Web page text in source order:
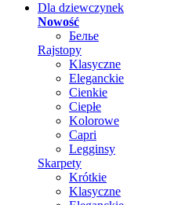
Dla dziewczynek
Nowość
Белье
Rajstopy
Klasyczne
Eleganckie
Cienkie
Ciepłe
Kolorowe
Capri
Legginsy
Skarpety
Krótkie
Klasyczne